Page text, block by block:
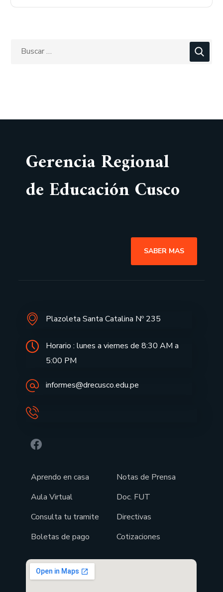
Gerencia Regional
de Educación Cusco
SABER MAS
Plazoleta Santa Catalina Nº 235
Horario : lunes a viernes de 8:30 AM a
5:00 PM
informes@drecusco.edu.pe
Aprendo en casa
Aula Virtual
Consulta tu tramite
Boletas de pago
Notas de Prensa
Doc. FUT
Directivas
Cotizaciones